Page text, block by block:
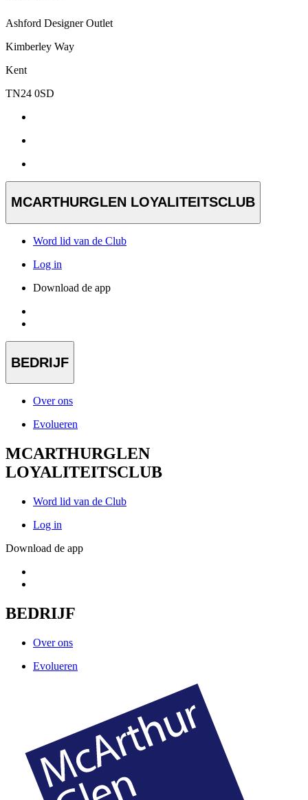
Ashford Designer Outlet
Kimberley Way
Kent
TN24 0SD
MCARTHURGLEN LOYALITEITSCLUB
Word lid van de Club
Log in
Download de app
BEDRIJF
Over ons
Evolueren
MCARTHURGLEN
LOYALITEITSCLUB
Word lid van de Club
Log in
Download de app
BEDRIJF
Over ons
Evolueren